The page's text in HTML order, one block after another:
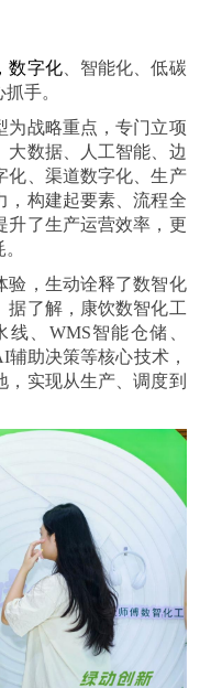
数字化、智能化、低碳
手。
为战略重点，专门立项
大数据、人工智能、边
化、渠道数字化、生产
，构建起要素、流程全
升了生产运营效率，更
验，生动诠释了数智化
据了解，康饮数智化工
、WMS智能仓储、
助决策等核心技术，
实现从生产、调度到